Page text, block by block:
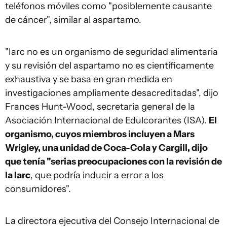
teléfonos móviles como "posiblemente causante
de cáncer", similar al aspartamo.
"Iarc no es un organismo de seguridad alimentaria
y su revisión del aspartamo no es científicamente
exhaustiva y se basa en gran medida en
investigaciones ampliamente desacreditadas", dijo
Frances Hunt-Wood, secretaria general de la
Asociación Internacional de Edulcorantes (ISA). El
organismo, cuyos miembros incluyen a Mars
Wrigley, una unidad de Coca-Cola y Cargill, dijo
que tenía "serias preocupaciones con la revisión de
la Iarc, que podría inducir a error a los
consumidores".
La directora ejecutiva del Consejo Internacional de